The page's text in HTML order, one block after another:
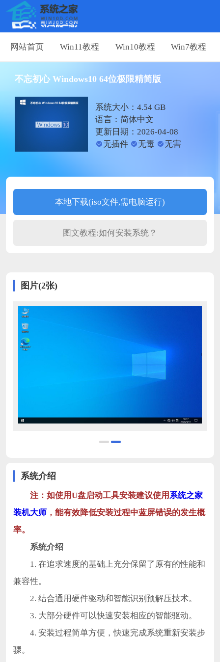
网站首页 Win11教程 Win10教程 Win7教程
不忘初心 Windows10 64位极限精简版
系统大小：4.54 GB
语言：简体中文
更新日期：2026-04-08
无插件
无毒 无害
本地下载(iso文件,需电脑运行)
图文教程:如何安装系统？
图片(2张)
系统介绍
注：如使用U盘启动工具安装建议使用系统之家
装机大师 ，能有效降低安装过程中蓝屏错误的发生概
率。
系统介绍
1. 在追求速度的基础上充分保留了原有的性能和
兼容性。
2. 结合通用硬件驱动和智能识别预解压技术。
3. 大部分硬件可以快速安装相应的智能驱动。
4. 安装过程简单方便，快速完成系统重新安装步
骤。